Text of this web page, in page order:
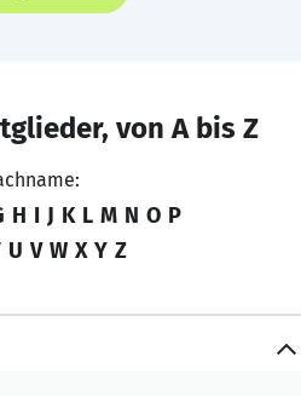
von A bis Z
H I J K L M N O P
U V W X Y Z